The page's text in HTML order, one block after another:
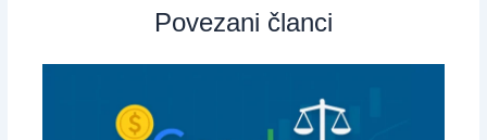
Povezani članci